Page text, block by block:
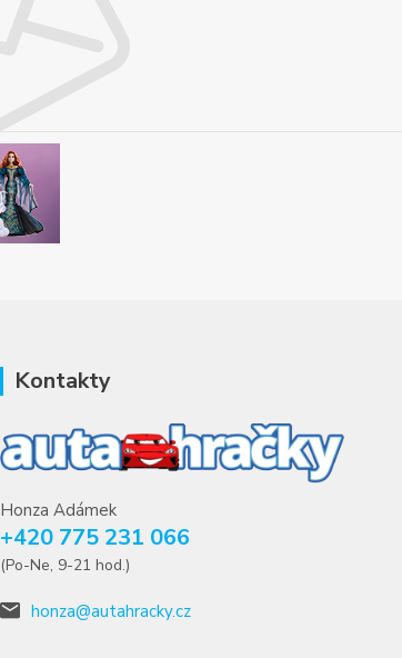
Kontakty
Honza Adámek
+420 775 231 066
(Po-Ne, 9-21 hod.)
honza@autahracky.cz